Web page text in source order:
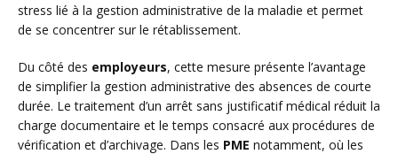
stress lié à la gestion administrative de la maladie et permet
de se concentrer sur le rétablissement.
Du côté des employeurs, cette mesure présente l’avantage
de simplifier la gestion administrative des absences de courte
durée. Le traitement d’un arrêt sans justificatif médical réduit la
charge documentaire et le temps consacré aux procédures de
vérification et d’archivage. Dans les PME notamment, où les